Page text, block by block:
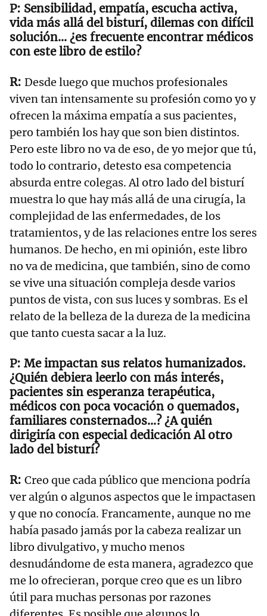
Sensibilidad, empatía, escucha activa,
vida más allá del bisturí, dilemas con difícil
solución… ¿es frecuente encontrar médicos
con este libro de estilo?
Desde luego que muchos profesionales
viven tan intensamente su profesión como yo y
ofrecen la máxima empatía a sus pacientes,
pero también los hay que son bien distintos.
Pero este libro no va de eso, de yo mejor que tú,
todo lo contrario, detesto esa competencia
absurda entre colegas. Al otro lado del bisturí
muestra lo que hay más allá de una cirugía, la
complejidad de las enfermedades, de los
tratamientos, y de las relaciones entre los seres
humanos. De hecho, en mi opinión, este libro
no va de medicina, que también, sino de como
se vive una situación compleja desde varios
puntos de vista, con sus luces y sombras. Es el
relato de la belleza de la dureza de la medicina
que tanto cuesta sacar a la luz.
Me impactan sus relatos humanizados.
¿Quién debiera leerlo con más interés,
pacientes sin esperanza terapéutica,
médicos con poca vocación o quemados,
familiares consternados…? ¿A quién
dirigiría con especial dedicación Al otro
lado del bisturí?
Creo que cada público que menciona podría
ver algún o algunos aspectos que le impactasen
y que no conocía. Francamente, aunque no me
había pasado jamás por la cabeza realizar un
libro divulgativo, y mucho menos
desnudándome de esta manera, agradezco que
me lo ofrecieran, porque creo que es un libro
útil para muchas personas por razones